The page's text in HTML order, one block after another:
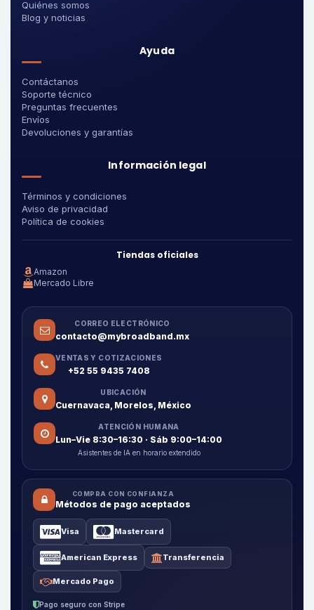
Quiénes somos
Blog y noticias
Ayuda
Contáctanos
Soporte técnico
Preguntas frecuentes
Envíos
Devoluciones y garantías
Información legal
Términos y condiciones
Aviso de privacidad
Política de cookies
Tiendas oficiales
Amazon
Mercado Libre
CORREO ELECTRÓNICO
contacto@mybroadband.mx
VENTAS Y COTIZACIONES
+52 55 9435 7408
UBICACIÓN
Cuernavaca, Morelos, México
ATENCIÓN HUMANA
Lun–Vie 8:30–16:30 · Sáb 9:00–14:00
Asistentes de IA en horario extendido
COMPRA CON CONFIANZA
Métodos de pago aceptados
Visa Mastercard
American Express Transferencia
Mercado Pago
Pago seguro con Stripe